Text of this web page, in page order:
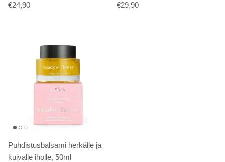
€24,90
€29,90
Puhdistusbalsami herkälle ja
kuivalle iholle, 50ml